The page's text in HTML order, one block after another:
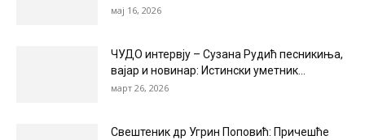
мај 16, 2026
ЧУДО интервју – Сузана Рудић песникиња,
вајар и новинар: Истински уметник...
март 26, 2026
Свештеник др Угрин Поповић: Причешће